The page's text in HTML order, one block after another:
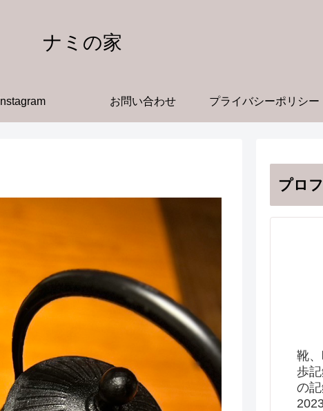
ナミの家
Instagram お問い合わせ プライバシーポリシー
プロ
靴
歩
の記